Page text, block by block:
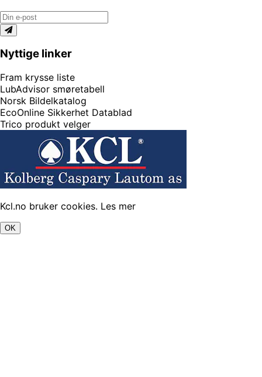
Nyttige linker
Fram krysse liste
LubAdvisor smøretabell
Norsk Bildelkatalog
EcoOnline Sikkerhet Datablad
Trico produkt velger
Kcl.no bruker cookies. Les mer
OK